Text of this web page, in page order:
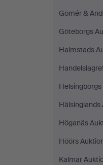
Gomér &
Göteborgs
Halmstads
Hälsinglands
Höganäs
Höörs
Kalmar